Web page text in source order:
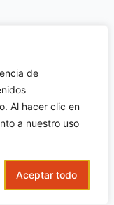
de
Al hacer clic en
a nuestro uso
Aceptar todo